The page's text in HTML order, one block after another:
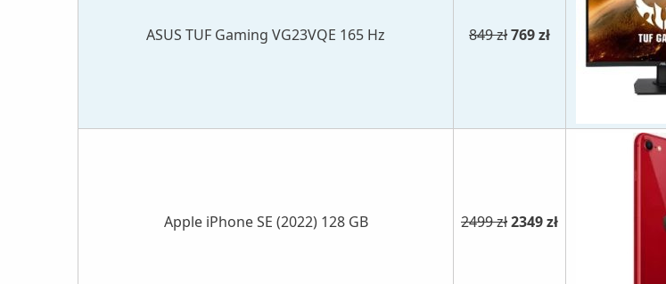
ASUS TUF Gaming VG23VQE 165 Hz 849 zł769 zł
Apple iPhone SE (2022) 128 GB 2499 zł2349 zł